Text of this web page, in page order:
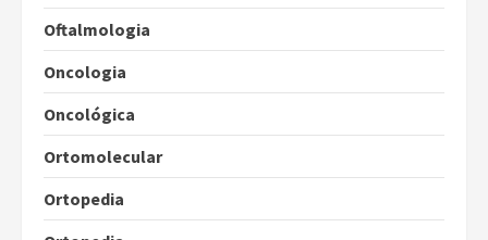
Oftalmologia
Oncologia
Oncológica
Ortomolecular
Ortopedia